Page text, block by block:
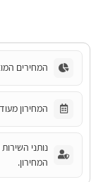
המחירים
המחירון
נותני
המחירון.